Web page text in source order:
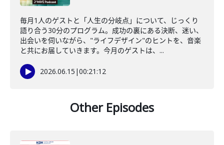
毎月1人のゲストと「人生の分岐点」について、じっくり
語り合う30分のプログラム。成功の裏にある決断、迷い、
出会いを伺いながら、"ライフデザイン"のヒントを、音楽
と共にお届していきます。今月のゲストは、...
2026.06.15 |00:21:12
Other Episodes